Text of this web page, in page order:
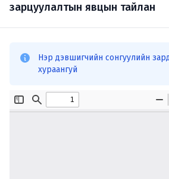
зарцуулалтын явцын тайлан
Нэр дэвшигчийн сонгуулийн
хураангуй